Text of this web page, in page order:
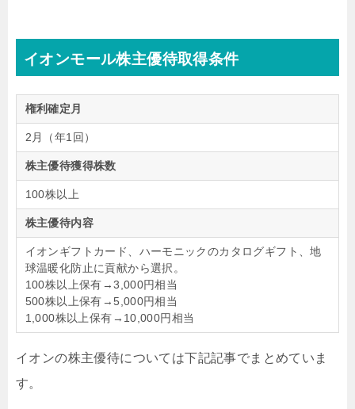
イオンモール株主優待取得条件
権利確定月
2月（年1回）
株主優待獲得株数
100株以上
株主優待内容
イオンギフトカード、ハーモニックのカタログギフト、地
球温暖化防止に貢献から選択。
100株以上保有→3,000円相当
500株以上保有→5,000円相当
1,000株以上保有→10,000円相当
イオンの株主優待については下記記事でまとめていま
す。